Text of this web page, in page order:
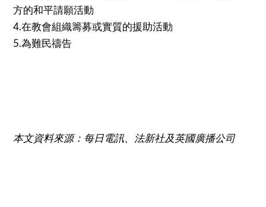
方的和平請願活動
4.在教會組織籌募或實質的援助活動
5.為難民禱告
本文資料來源：每日電訊、法新社及英國廣播公司